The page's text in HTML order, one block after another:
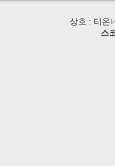
상호 : 티온
스